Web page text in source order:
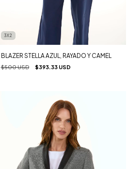
3X2
BLAZER STELLA AZUL, RAYADO Y CAMEL
$500 USD $393.33 USD